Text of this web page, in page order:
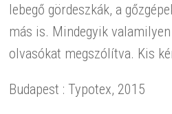
lebegő gördeszkák, a
más is. Mindegyik
olvasókat megszólítva. Kis
Budapest : Typotex, 2015